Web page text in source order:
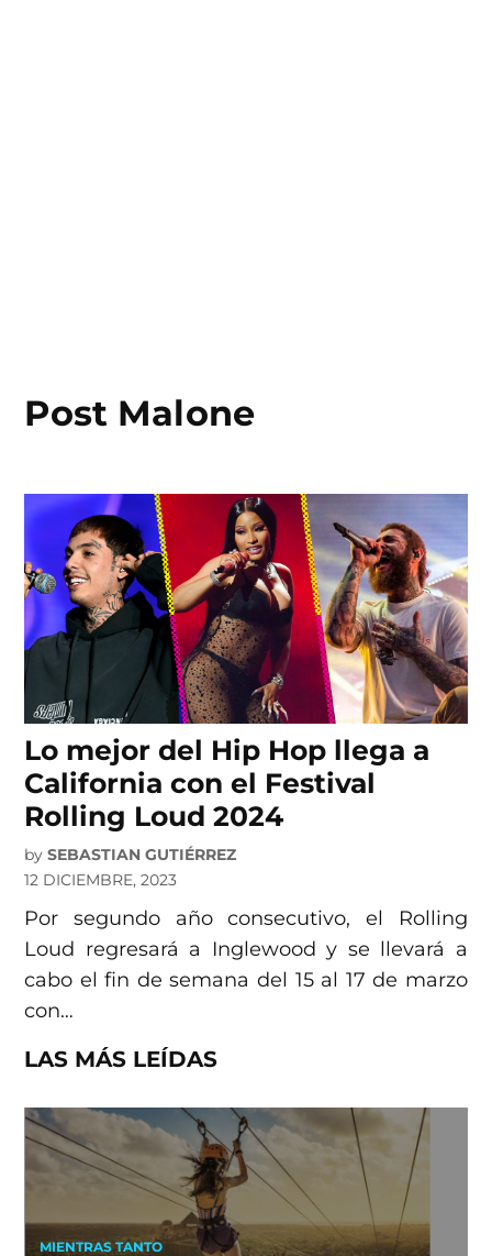
Skip Post Malone
Lo mejor del Hip Hop llega a
California con el Festival
Rolling Loud 2024
by SEBASTIAN GUTIÉRREZ
12 DICIEMBRE, 2023
Por segundo año consecutivo, el Rolling
Loud regresará a Inglewood y se llevará a
cabo el fin de semana del 15 al 17 de marzo
con…
LAS MÁS LEÍDAS
MIENTRAS TANTO